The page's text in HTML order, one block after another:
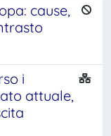
cause,
i
attuale,